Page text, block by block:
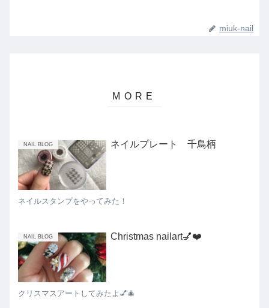
miuk-nail
NAIL BLOG ネイルプレート 千鳥柄
ネイルスタンプをやってみた！
NAIL BLOG Christmas nailart💅❤️
クリスマスアートしてみたよ💅🎄